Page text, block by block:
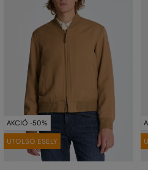
AKCIÓ -50%
UTOLSÓ ESÉLY